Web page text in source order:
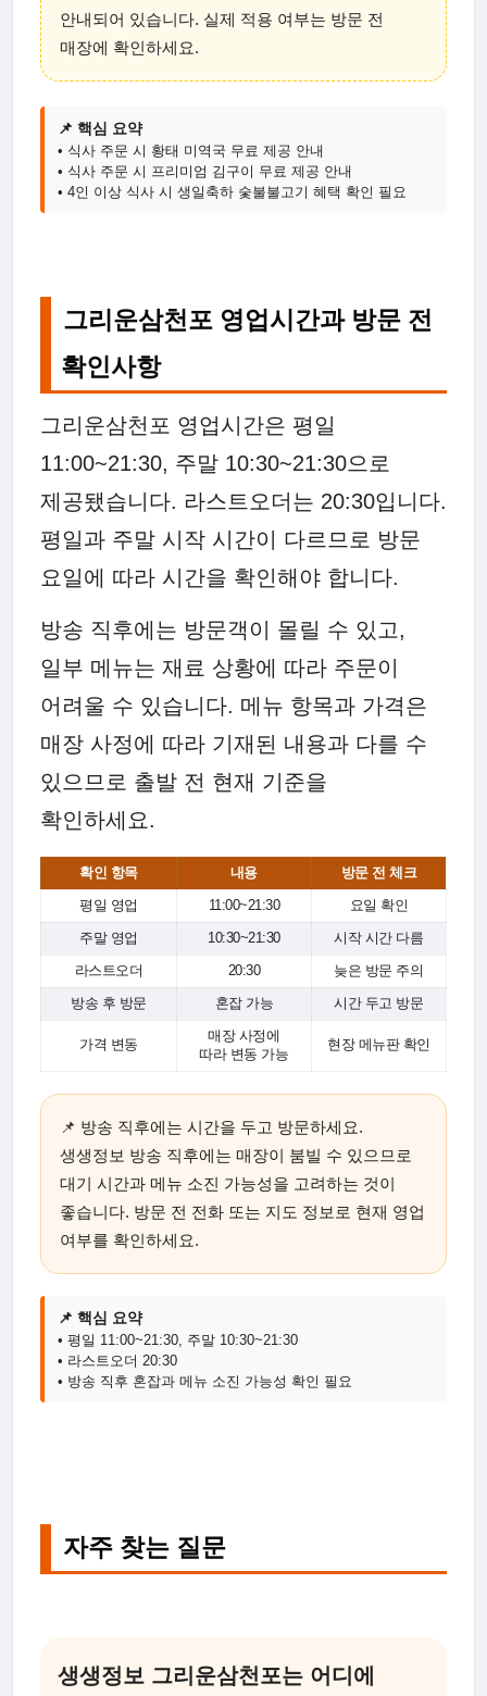
안내되어 있습니다. 실제 적용 여부는 방문 전
매장에 확인하세요.
📌 핵심 요약
• 식사 주문 시 황태 미역국 무료 제공 안내
• 식사 주문 시 프리미엄 김구이 무료 제공 안내
• 4인 이상 식사 시 생일축하 숯불불고기 혜택 확인 필요
그리운삼천포 영업시간과 방문 전
확인사항
그리운삼천포 영업시간은 평일
11:00~21:30, 주말 10:30~21:30으로
제공됐습니다. 라스트오더는 20:30입니다.
평일과 주말 시작 시간이 다르므로 방문
요일에 따라 시간을 확인해야 합니다.
방송 직후에는 방문객이 몰릴 수 있고,
일부 메뉴는 재료 상황에 따라 주문이
어려울 수 있습니다. 메뉴 항목과 가격은
매장 사정에 따라 기재된 내용과 다를 수
있으므로 출발 전 현재 기준을
확인하세요.
확인 항목 내용 방문 전 체크
평일 영업 11:00~21:30 요일 확인
주말 영업 10:30~21:30 시작 시간 다름
라스트오더 20:30 늦은 방문 주의
방송 후 방문 혼잡 가능 시간 두고 방문
가격 변동
매장 사정에
따라 변동 가능
현장 메뉴판 확인
📌 방송 직후에는 시간을 두고 방문하세요.
생생정보 방송 직후에는 매장이 붐빌 수 있으므로
대기 시간과 메뉴 소진 가능성을 고려하는 것이
좋습니다. 방문 전 전화 또는 지도 정보로 현재 영업
여부를 확인하세요.
📌 핵심 요약
• 평일 11:00~21:30, 주말 10:30~21:30
• 라스트오더 20:30
• 방송 직후 혼잡과 메뉴 소진 가능성 확인 필요
자주 찾는 질문
생생정보 그리운삼천포는 어디에